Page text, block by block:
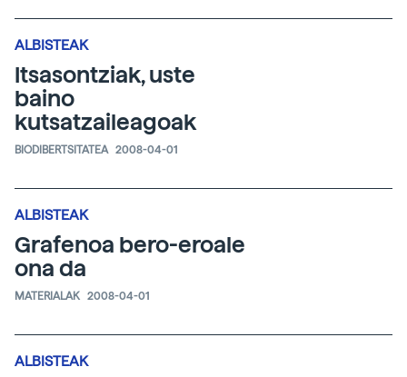
ALBISTEAK
Itsasontziak, uste
baino
kutsatzaileagoak
BIODIBERTSITATEA 2008-04-01
ALBISTEAK
Grafenoa bero-eroale
ona da
MATERIALAK 2008-04-01
ALBISTEAK